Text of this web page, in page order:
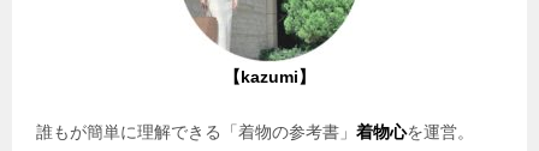
【kazumi】
誰もが簡単に理解できる「着物の参考書」 着物心を運営。